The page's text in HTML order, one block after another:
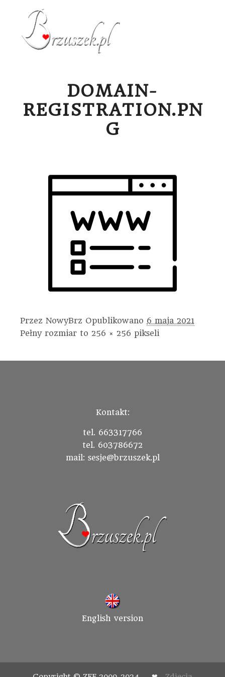
DOMAIN-
REGISTRATION.PN
G
Przez NowyBrz Opublikowano 6 maja 2021
Pełny rozmiar to 256 × 256 pikseli
Kontakt:
tel. 663317766
tel. 603786672
mail: sesje@brzuszek.pl
English version